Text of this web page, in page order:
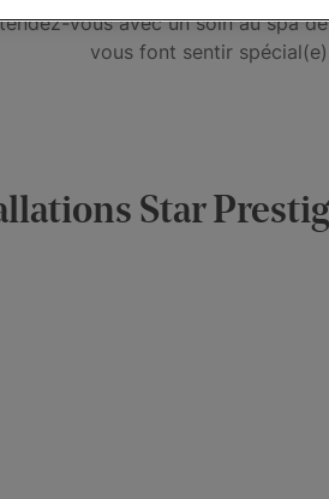
vous avec un soin au spa
vous font sentir
Star